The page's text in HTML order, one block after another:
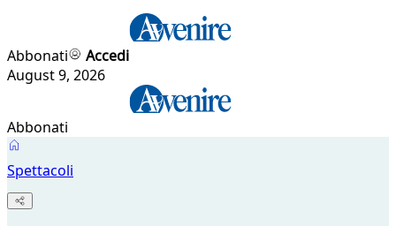
Abbonati
Accedi
August 9, 2026
Abbonati
Spettacoli